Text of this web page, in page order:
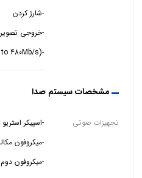
-شارژ کردن
-USB 2 (up to 480Mb/s)
مشخصات سیستم صدا
تجهیزات صوتی
-میکروفون دوم